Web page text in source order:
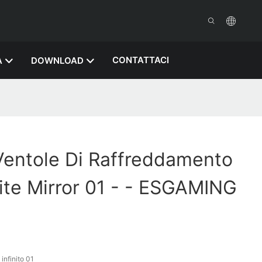
DOWNLOAD CONTATTACI
Di Raffreddamento
Mirror 01 - - ESGAMING
01